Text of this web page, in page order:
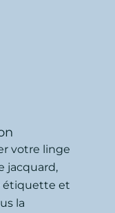
votre linge
jacquard,
étiquette et
la